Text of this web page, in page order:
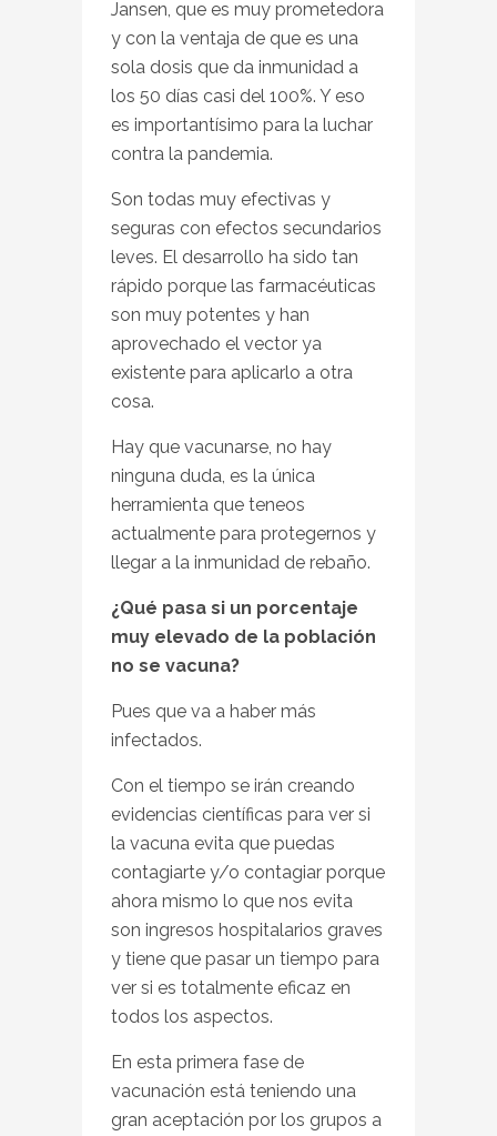
Jansen, que es muy prometedora
y con la ventaja de que es una
sola dosis que da inmunidad a
los 50 días casi del 100%. Y eso
es importantísimo para la luchar
contra la pandemia.
Son todas muy efectivas y
seguras con efectos secundarios
leves. El desarrollo ha sido tan
rápido porque las farmacéuticas
son muy potentes y han
aprovechado el vector ya
existente para aplicarlo a otra
cosa.
Hay que vacunarse, no hay
ninguna duda, es la única
herramienta que teneos
actualmente para protegernos y
llegar a la inmunidad de rebaño.
¿Qué pasa si un porcentaje
muy elevado de la población
no se vacuna?
Pues que va a haber más
infectados.
Con el tiempo se irán creando
evidencias científicas para ver si
la vacuna evita que puedas
contagiarte y/o contagiar porque
ahora mismo lo que nos evita
son ingresos hospitalarios graves
y tiene que pasar un tiempo para
ver si es totalmente eficaz en
todos los aspectos.
En esta primera fase de
vacunación está teniendo una
gran aceptación por los grupos a